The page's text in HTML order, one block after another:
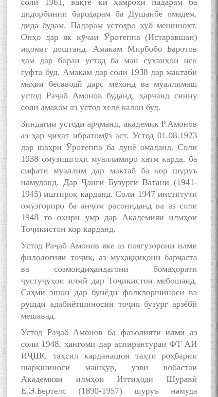
соли 1961, вақте ки ҳамроҳи падарам ба
дидорбинии бародарам ба Душанбе омадем,
дида будам. Падарам устодро хуб мешинохт.
Онҳо дар як кӯчаи Ӯротеппа (Истаравшан)
иқомат доштанд. Амакам Мирбобо Баротов
ҳам дар бораи устод ба ман суханҳои нек
гуфта буд. Амакам дар соли 1938 дар мактаби
маҳви бесаводӣ дарс мехонд ва муаллимаш
устод Раҷаб Амонов буданд, ҳарчанд синну
соли амакам аз устод хеле калон буд.
Зиндагии устоди арҷманд, академик Р.Амонов
аз ҳар ҷиҳат ибратомӯз аст. Устод 01.08.1923
дар шаҳри Ӯротеппа ба дунё омаданд. Соли
1938 омӯзишгоҳи муаллимиро хатм карда, ба
сифати муаллим дар мактаб ба кор шуруъ
намуданд. Дар Ҷанги Бузурги Ватанӣ (1941-
1945) иштирок карданд. Соли 1947 институти
омӯзгориро ба анҷом расониданд ва аз соли
1948 то охири умр дар Академияи илмҳои
Тоҷикистон кор карданд.
Устод Раҷаб Амонов яке аз поягузорони илми
филологияи тоҷик, аз муҳаққиқони барҷаста
ва созмондиҳандагони бомаҳорати
ҷустуҷӯҳои илмӣ дар Тоҷикистон мебошанд.
Саҳми эшон дар бунёди фолклоршиносӣ ва
рушди адабиётшиносии тоҷик бузург арзёбӣ
мешавад.
Устод Раҷаб Амонов ба фаъолияти илмӣ аз
соли 1948, ҳангоми дар аспирантураи ФТ АИ
ИҶШС таҳсил карданашон таҳти роҳбарии
шарқшиноси машҳур, узви вобастаи
Академияи илмҳои Иттиҳоди Шуравӣ
Е.Э.Бертелс (1890-1957) шуруъ намуда